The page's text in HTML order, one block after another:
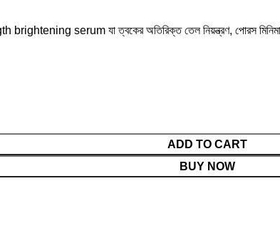
serum যা ত্বকের অতিরিক্ত তেল নিয়ন্ত্রণ, পোরস
ADD TO CART
BUY NOW